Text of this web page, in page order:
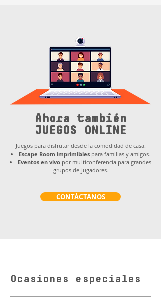
Ahora también
JUEGOS ONLINE
Juegos para disfrutar desde la comodidad de casa:
Escape Room imprimibles para familias y amigos.
Eventos en vivo por multiconferencia para grandes
grupos de jugadores.
CONTÁCTANOS
Ocasiones especiales